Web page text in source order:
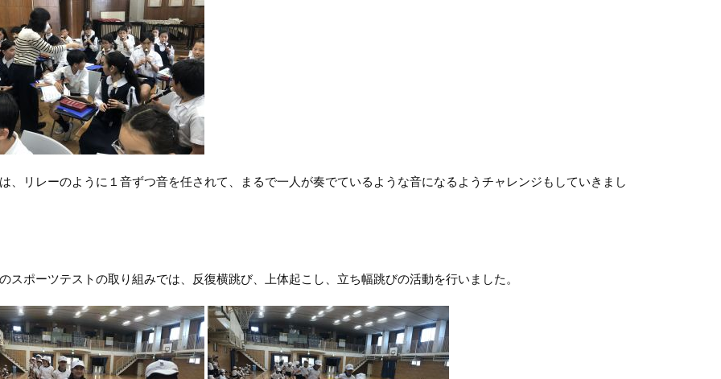
リレーのように１音ずつ音を任されて、まるで一人が奏でているような音になるようチャレンジもしていきまし
ポーツテストの取り組みでは、反復横跳び、上体起こし、立ち幅跳びの活動を行いました。